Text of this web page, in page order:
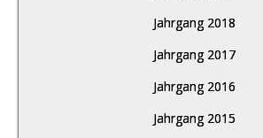
Jahrgang 2018
Jahrgang 2017
Jahrgang 2016
Jahrgang 2015